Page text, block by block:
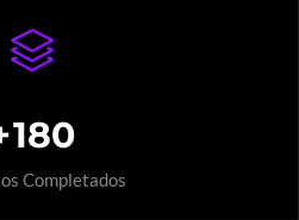
180
Completados